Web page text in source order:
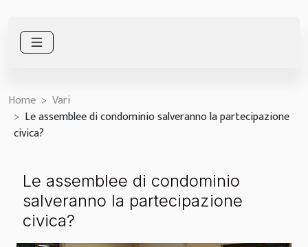
Home
Vari
Le assemblee di condominio salveranno la partecipazione
civica?
Le assemblee di condominio
salveranno la partecipazione
civica?